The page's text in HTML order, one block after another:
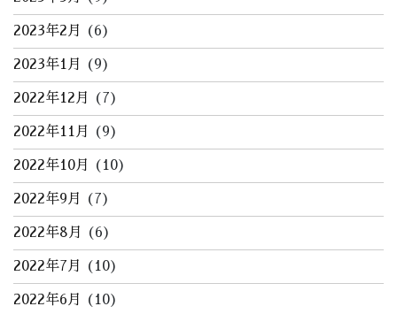
2023年2月 (6)
2023年1月 (9)
2022年12月 (7)
2022年11月 (9)
2022年10月 (10)
2022年9月 (7)
2022年8月 (6)
2022年7月 (10)
2022年6月 (10)